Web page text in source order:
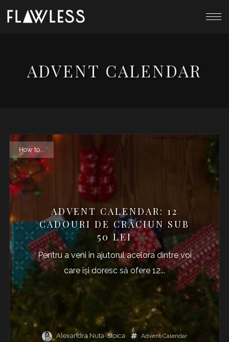
ADVENT CALENDAR
How to...
ADVENT CALENDAR: 12
CADOURI DE CRĂCIUN SUB
50 LEI
Pentru a veni în ajutorul acelora dintre voi
care își doresc să ofere 12...
Alexandra Nuta-Stoica
Advent Calendar